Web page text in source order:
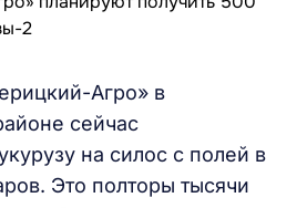
Агро» в
сейчас
на силос с полей в
Это полторы тысячи